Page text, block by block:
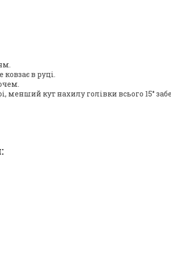
в руці.
менший кут нахилу голівки всього 15°